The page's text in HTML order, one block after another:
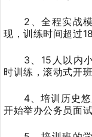
2、全程实战
现，训练时间超过
3、15人以内
时训练，滚动式开班
4、培训历史
开始举办公务员面